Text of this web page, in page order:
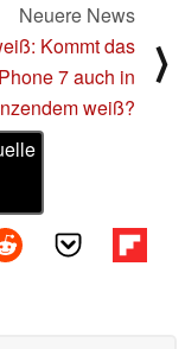
Neuere News
Kommt das
7 auch in
weiß?
⟩